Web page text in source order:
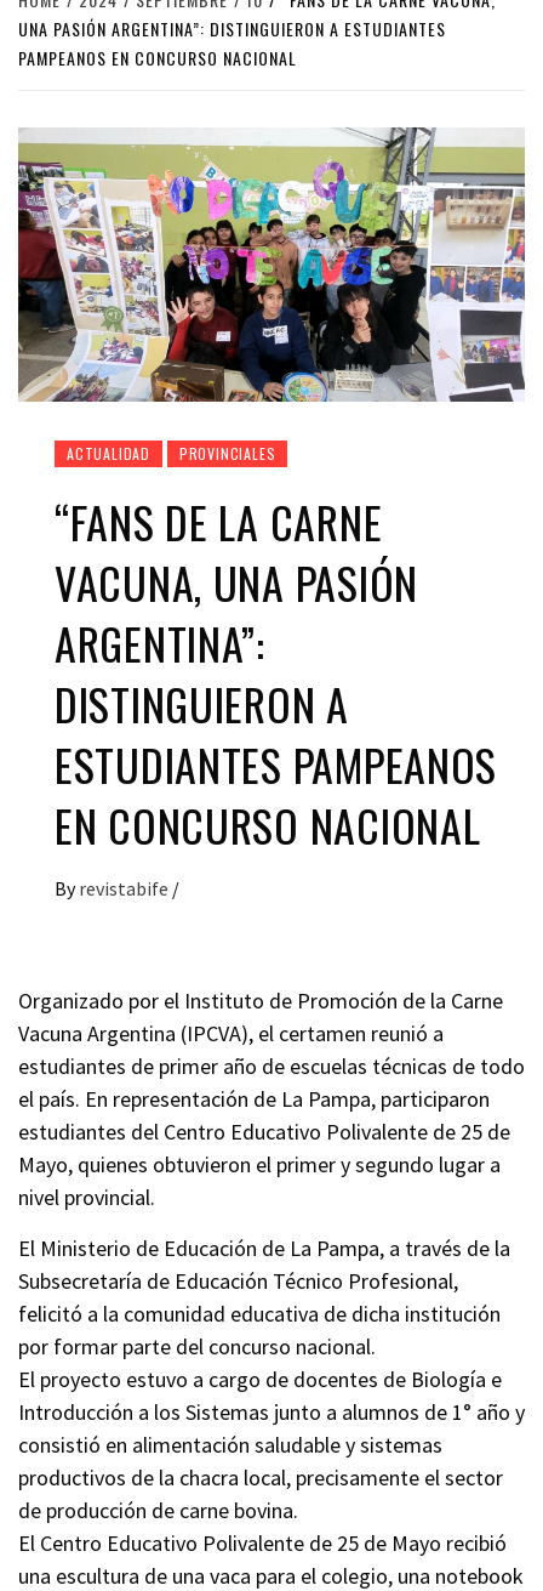
UNA PASIÓN ARGENTINA”: DISTINGUIERON A ESTUDIANTES
PAMPEANOS EN CONCURSO NACIONAL
ACTUALIDAD PROVINCIALES
“FANS DE LA CARNE
VACUNA, UNA PASIÓN
ARGENTINA”:
DISTINGUIERON A
ESTUDIANTES PAMPEANOS
EN CONCURSO NACIONAL
By revistabife /
Organizado por el Instituto de Promoción de la Carne
Vacuna Argentina (IPCVA), el certamen reunió a
estudiantes de primer año de escuelas técnicas de todo
el país. En representación de La Pampa, participaron
estudiantes del Centro Educativo Polivalente de 25 de
Mayo, quienes obtuvieron el primer y segundo lugar a
nivel provincial.
El Ministerio de Educación de La Pampa, a través de la
Subsecretaría de Educación Técnico Profesional,
felicitó a la comunidad educativa de dicha institución
por formar parte del concurso nacional.
El proyecto estuvo a cargo de docentes de Biología e
Introducción a los Sistemas junto a alumnos de 1° año y
consistió en alimentación saludable y sistemas
productivos de la chacra local, precisamente el sector
de producción de carne bovina.
El Centro Educativo Polivalente de 25 de Mayo recibió
una escultura de una vaca para el colegio, una notebook